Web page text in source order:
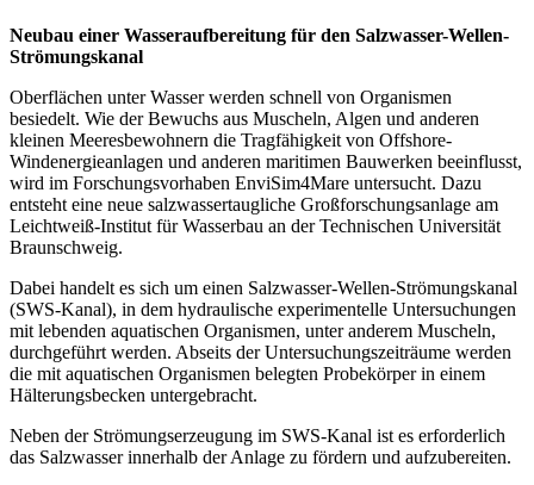
Neubau einer Wasseraufbereitung für den Salzwasser-Wellen-
Strömungskanal
Oberflächen unter Wasser werden schnell von Organismen
besiedelt. Wie der Bewuchs aus Muscheln, Algen und anderen
kleinen Meeresbewohnern die Tragfähigkeit von Offshore-
Windenergieanlagen und anderen maritimen Bauwerken beeinflusst,
wird im Forschungsvorhaben EnviSim4Mare untersucht. Dazu
entsteht eine neue salzwassertaugliche Großforschungsanlage am
Leichtweiß-Institut für Wasserbau an der Technischen Universität
Braunschweig.
Dabei handelt es sich um einen Salzwasser-Wellen-Strömungskanal
(SWS-Kanal), in dem hydraulische experimentelle Untersuchungen
mit lebenden aquatischen Organismen, unter anderem Muscheln,
durchgeführt werden. Abseits der Untersuchungszeiträume werden
die mit aquatischen Organismen belegten Probekörper in einem
Hälterungsbecken untergebracht.
Neben der Strömungserzeugung im SWS-Kanal ist es erforderlich
das Salzwasser innerhalb der Anlage zu fördern und aufzubereiten.